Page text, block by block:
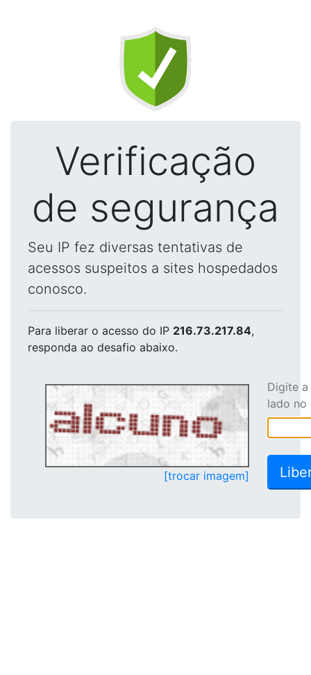
Verificação
de segurança
Seu IP fez diversas tentativas de
acessos suspeitos a sites hospedados
conosco.
Para liberar o acesso do IP 216.73.217.84,
responda ao desafio abaixo.
[trocar imagem]
Digite
lado no